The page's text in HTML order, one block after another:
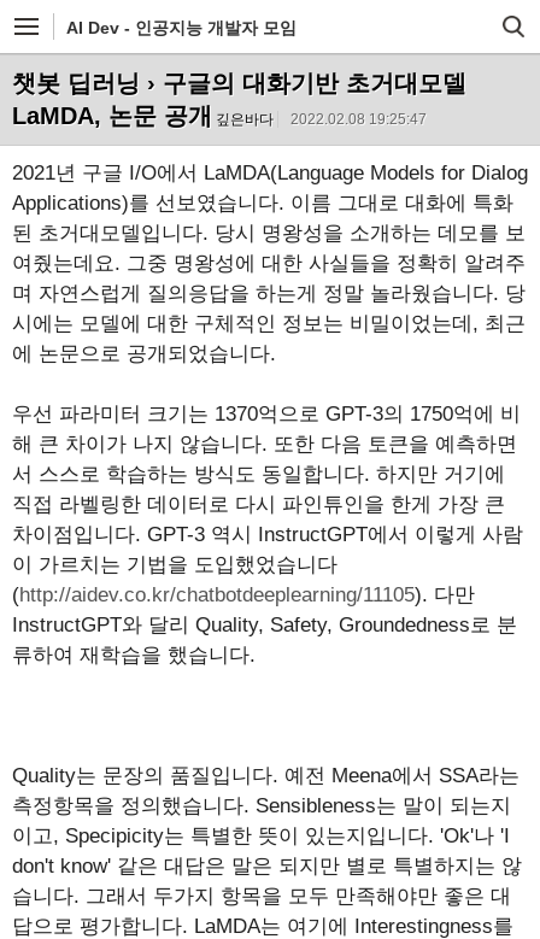
AI Dev - 인공지능 개발자 모임
챗봇 딥러닝 › 구글의 대화기반 초거대모델
LaMDA, 논문 공개 깊은바다 2022.02.08 19:25:47
2021년 구글 I/O에서 LaMDA(Language Models for Dialog
Applications)를 선보였습니다. 이름 그대로 대화에 특화
된 초거대모델입니다. 당시 명왕성을 소개하는 데모를 보
여줬는데요. 그중 명왕성에 대한 사실들을 정확히 알려주
며 자연스럽게 질의응답을 하는게 정말 놀라웠습니다. 당
시에는 모델에 대한 구체적인 정보는 비밀이었는데, 최근
에 논문으로 공개되었습니다.
우선 파라미터 크기는 1370억으로 GPT-3의 1750억에 비
해 큰 차이가 나지 않습니다. 또한 다음 토큰을 예측하면
서 스스로 학습하는 방식도 동일합니다. 하지만 거기에
직접 라벨링한 데이터로 다시 파인튜인을 한게 가장 큰
차이점입니다. GPT-3 역시 InstructGPT에서 이렇게 사람
이 가르치는 기법을 도입했었습니다
(http://aidev.co.kr/chatbotdeeplearning/11105). 다만
InstructGPT와 달리 Quality, Safety, Groundedness로 분
류하여 재학습을 했습니다.
Quality는 문장의 품질입니다. 예전 Meena에서 SSA라는
측정항목을 정의했습니다. Sensibleness는 말이 되는지
이고, Specipicity는 특별한 뜻이 있는지입니다. 'Ok'나 'I
don't know' 같은 대답은 말은 되지만 별로 특별하지는 않
습니다. 그래서 두가지 항목을 모두 만족해야만 좋은 대
답으로 평가합니다. LaMDA는 여기에 Interestingness를